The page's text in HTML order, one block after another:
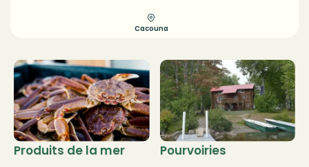
Cacouna
Produits de la mer Pourvoiries